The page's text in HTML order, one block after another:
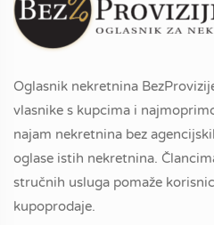
Oglasnik nekretnina
vlasnike s kupcima i
najam nekretnina bez
oglase istih nekretnina.
stručnih usluga pomaže
kupoprodaje.